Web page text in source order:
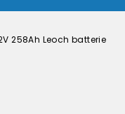
258Ah Leoch batterie